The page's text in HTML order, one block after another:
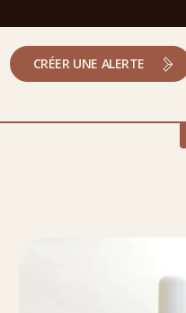
CRÉER UNE ALERTE